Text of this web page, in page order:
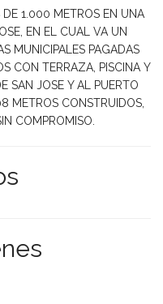
1.000 METROS EN UNA
EN EL CUAL VA UN
MUNICIPALES PAGADAS
CON TERRAZA, PISCINA Y
SAN JOSE Y AL PUERTO
METROS CONSTRUIDOS,
COMPROMISO.